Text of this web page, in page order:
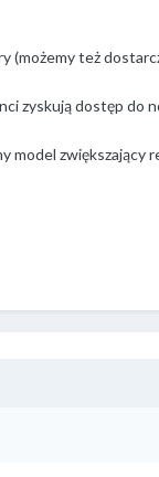
(możemy też
zyskują dostęp do
model zwiększający